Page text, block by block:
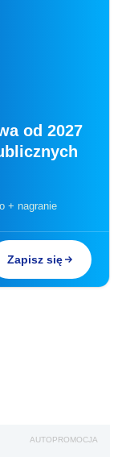
od 2027
+ nagranie
Zapisz się
AUTOPROMOCJA